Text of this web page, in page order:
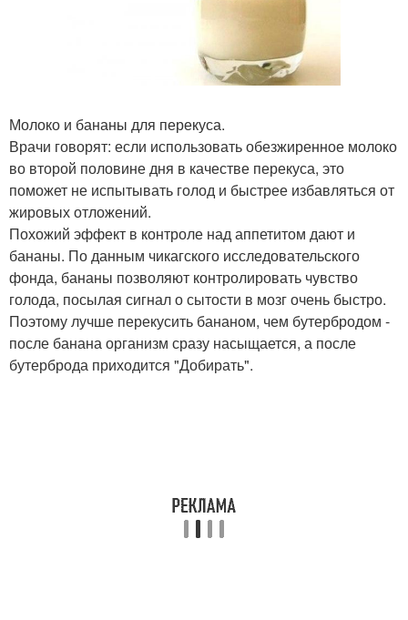
Молоко и бананы для перекуса.
Врачи говорят: если использовать обезжиренное молоко
во второй половине дня в качестве перекуса, это
поможет не испытывать голод и быстрее избавляться от
жировых отложений.
Похожий эффект в контроле над аппетитом дают и
бананы. По данным чикагского исследовательского
фонда, бананы позволяют контролировать чувство
голода, посылая сигнал о сытости в мозг очень быстро.
Поэтому лучше перекусить бананом, чем бутербродом -
после банана организм сразу насыщается, а после
бутерброда приходится "Добирать".